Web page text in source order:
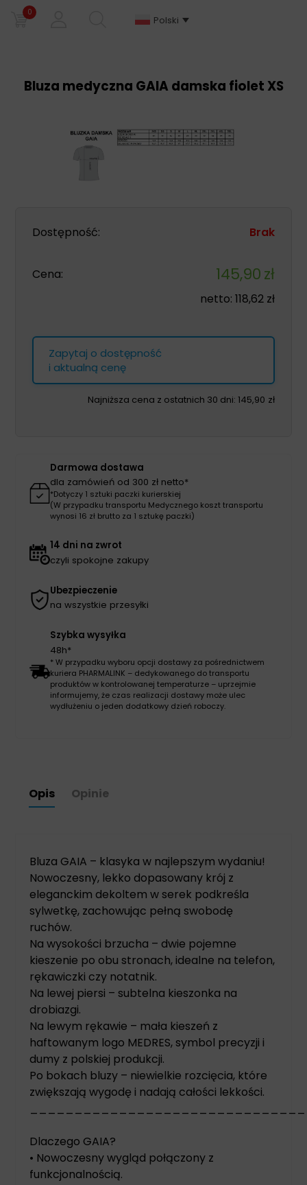
0
Polski
Bluza medyczna GAIA damska fiolet XS
Dostępność: Brak
Cena: 145,90zł
netto: 118,62 zł
Zapytaj o dostępność
i aktualną cenę
Najniższa cena z ostatnich 30 dni: 145,90 zł
Darmowa dostawa
dla zamówień od 300 zł netto*
*Dotyczy 1 sztuki paczki kurierskiej
(W przypadku transportu Medycznego koszt transportu
wynosi 16 zł brutto za 1 sztukę paczki)
14 dni na zwrot
czyli spokojne zakupy
Ubezpieczenie
na wszystkie przesyłki
Szybka wysyłka
48h*
* W przypadku wyboru opcji dostawy za pośrednictwem
kuriera PHARMALINK – dedykowanego do transportu
produktów w kontrolowanej temperaturze – uprzejmie
informujemy, że czas realizacji dostawy może ulec
wydłużeniu o jeden dodatkowy dzień roboczy.
Opis Opinie
Bluza GAIA – klasyka w najlepszym wydaniu!
Nowoczesny, lekko dopasowany krój z
eleganckim dekoltem w serek podkreśla
sylwetkę, zachowując pełną swobodę
ruchów.
Na wysokości brzucha – dwie pojemne
kieszenie po obu stronach, idealne na telefon,
rękawiczki czy notatnik.
Na lewej piersi – subtelna kieszonka na
drobiazgi.
Na lewym rękawie – mała kieszeń z
haftowanym logo MEDRES, symbol precyzji i
dumy z polskiej produkcji.
Po bokach bluzy – niewielkie rozcięcia, które
zwiększają wygodę i nadają całości lekkości.
Dlaczego GAIA?
• Nowoczesny wygląd połączony z
funkcjonalnością.